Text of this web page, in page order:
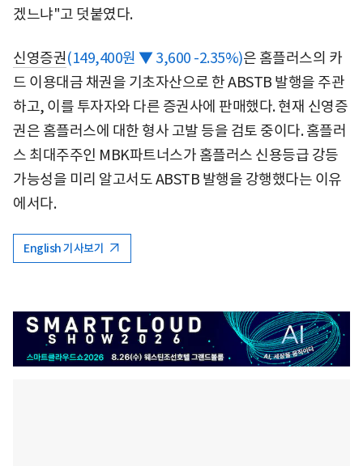
겠느냐"고 덧붙였다.
신영증권(149,400원 ▼ 3,600 -2.35%)은 홈플러스의 카
드 이용대금 채권을 기초자산으로 한 ABSTB 발행을 주관
하고, 이를 투자자와 다른 증권사에 판매했다. 현재 신영증
권은 홈플러스에 대한 형사 고발 등을 검토 중이다. 홈플러
스 최대주주인 MBK파트너스가 홈플러스 신용등급 강등
가능성을 미리 알고서도 ABSTB 발행을 강행했다는 이유
에서다.
English 기사보기